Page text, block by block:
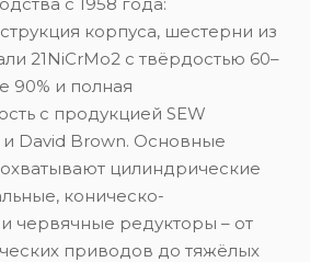
корпуса, шестерни из
21NiCrMo2 с твёрдостью 60–
90% и полная
с продукцией SEW
и David Brown. Основные
цилиндрические
коническо-
червячные редукторы – от
приводов до тяжёлых